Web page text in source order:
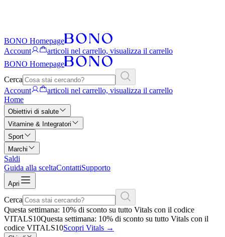
BONO Homepage
Account
articoli nel carrello, visualizza il carrello
BONO Homepage
Cerca
Account
articoli nel carrello, visualizza il carrello
Home
Obiettivi di salute
Vitamine & Integratori
Sport
Marchi
Saldi
Guida alla sceltaContattiSupporto
Apri
Cerca
Questa settimana: 10% di sconto su tutto Vitals con il codice
VITALS10Questa settimana: 10% di sconto su tutto Vitals con il
codice VITALS10Scopri Vitals →